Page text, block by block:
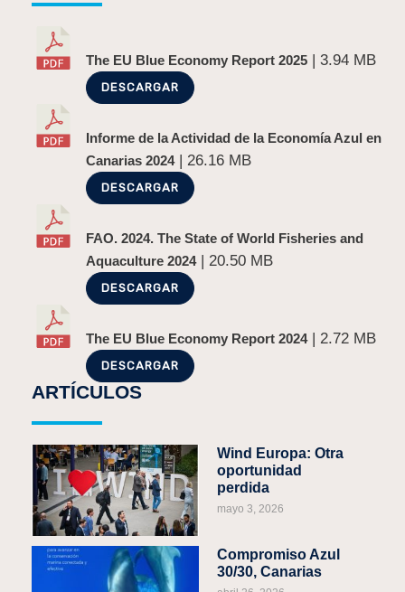
The EU Blue Economy Report 2025 | 3.94 MB
DESCARGAR
Informe de la Actividad de la Economía Azul en
Canarias 2024| 26.16 MB
DESCARGAR
FAO. 2024. The State of World Fisheries and
Aquaculture 2024| 20.50 MB
DESCARGAR
The EU Blue Economy Report 2024| 2.72 MB
DESCARGAR
ARTÍCULOS
Wind Europa: Otra
oportunidad
perdida
mayo 3, 2026
Compromiso Azul
30/30, Canarias